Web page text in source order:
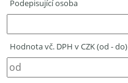
Podepisující osoba
Hodnota vč. DPH v CZK (od - do)